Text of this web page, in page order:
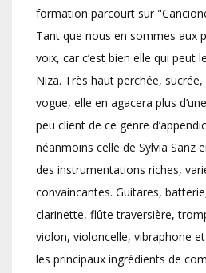
formation parcourt sur
Tant que nous en sommes aux
voix, car c’est bien elle qui peut
Niza. Très haut perchée,
vogue, elle en agacera plus
peu client de ce genre
néanmoins celle de Sylvia Sanz
des instrumentations riches,
convaincantes. Guitares,
clarinette, flûte traversière,
violon, violoncelle, vibraphone
les principaux ingrédients de